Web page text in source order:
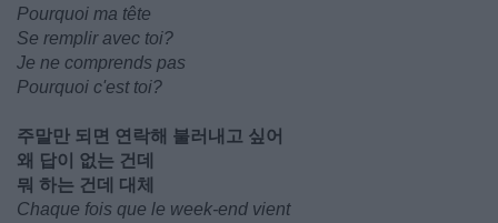
Pourquoi ma tête
Se remplir avec toi?
Je ne comprends pas
Pourquoi c'est toi?
주말만 되면 연락해 불러내고 싶어
왜 답이 없는 건데
뭐 하는 건데 대체
Chaque fois que le week-end vient